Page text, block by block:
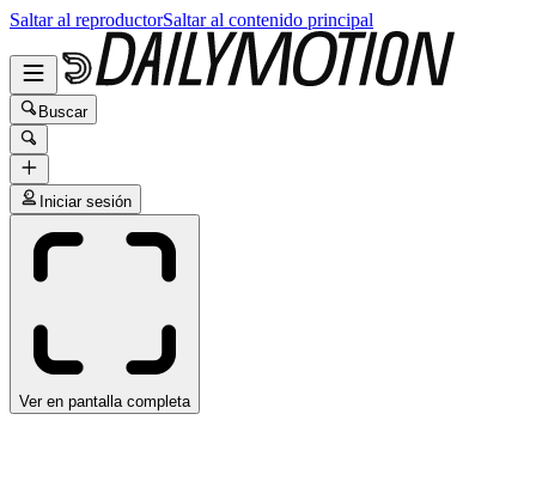
Saltar al reproductorSaltar al contenido principal
Buscar
Iniciar sesión
Ver en pantalla completa